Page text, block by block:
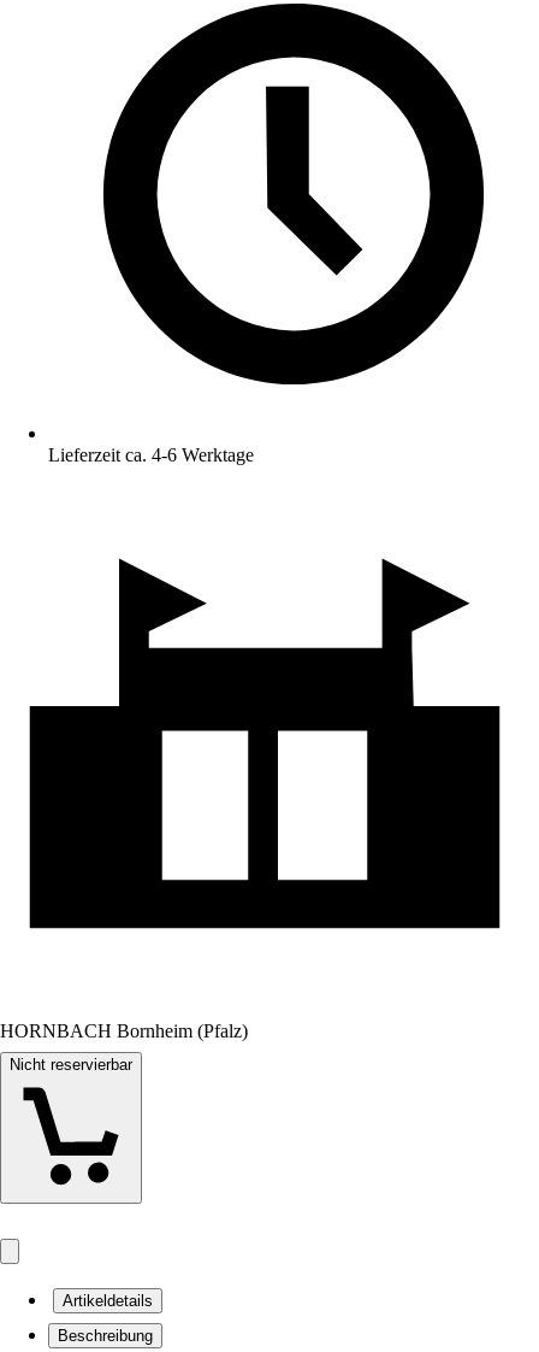
Lieferzeit ca. 4-6 Werktage
HORNBACH Bornheim (Pfalz)
Nicht reservierbar
Artikeldetails
Beschreibung